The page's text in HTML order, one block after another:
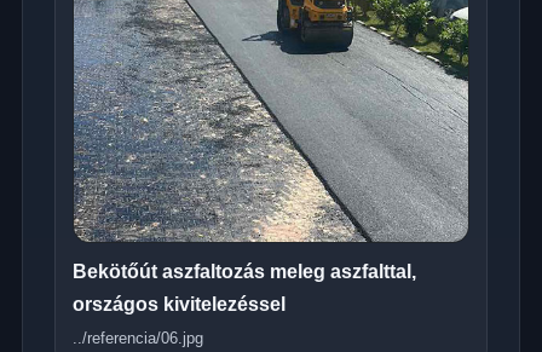
Bekötőút aszfaltozás meleg aszfalttal,
országos kivitelezéssel
../referencia/06.jpg